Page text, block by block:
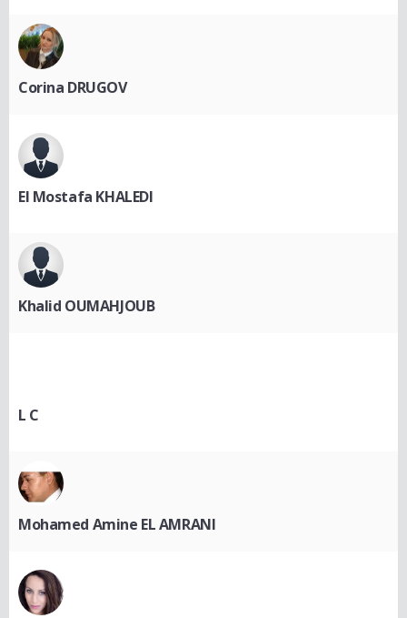
Corina DRUGOV
El Mostafa KHALEDI
Khalid OUMAHJOUB
L C
Mohamed Amine EL AMRANI